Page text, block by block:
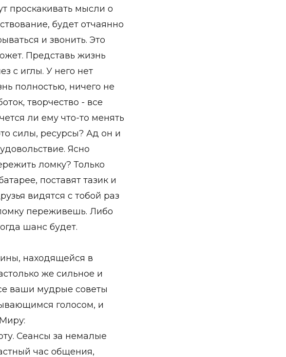
проскакивать мысли о
будет отчаянно
и звонить. Это
Представь жизнь
с иглы. У него нет
полностью, ничего не
творчество - все
ли ему что-то менять
силы, ресурсы? Ад он и
Ясно
ломку? Только
поставят тазик и
видятся с тобой раз
переживешь. Либо
шанс будет.
находящейся в
же сильное и
ваши мудрые советы
голосом, и
Сеансы за немалые
час общения,